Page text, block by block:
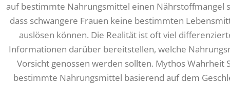
auf bestimmte Nahrungsmittel einen Nährstoffmangel
dass schwangere Frauen keine bestimmten
auslösen können. Die Realität ist oft viel
Informationen darüber bereitstellen, welche
Vorsicht genossen werden sollten. Mythos Wahrheit
bestimmte Nahrungsmittel basierend auf dem